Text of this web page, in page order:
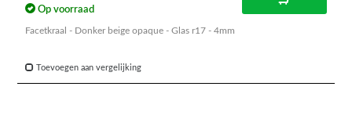
Op voorraad
Facetkraal - Donker beige opaque - Glas r17 - 4mm
Toevoegen aan vergelijking